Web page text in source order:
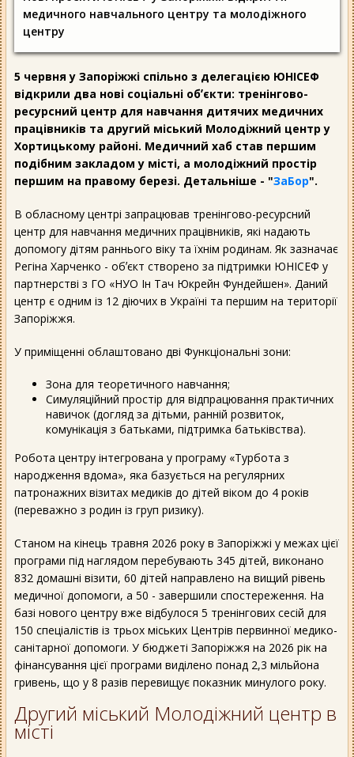
медичного навчального центру та молодіжного
центру
5 червня у Запоріжжі спільно з делегацією ЮНІСЕФ
відкрили два нові соціальні обʼєкти: тренінгово-
ресурсний центр для навчання дитячих медичних
працівників та другий міський Молодіжний центр у
Хортицькому районі. Медичний хаб став першим
подібним закладом у місті, а молодіжний простір
першим на правому березі. Детальніше - "ЗаБор".
В обласному центрі запрацював тренінгово-ресурсний
центр для навчання медичних працівників, які надають
допомогу дітям раннього віку та їхнім родинам. Як зазначає
Регіна Харченко - обʼєкт створено за підтримки ЮНІСЕФ у
партнерстві з ГО «НУО Ін Тач Юкрейн Фундейшен». Даний
центр є одним із 12 діючих в Україні та першим на території
Запоріжжя.
У приміщенні облаштовано дві Функціональні зони:
Зона для теоретичного навчання;
Симуляційний простір для відпрацювання практичних
навичок (догляд за дітьми, ранній розвиток,
комунікація з батьками, підтримка батьківства).
Робота центру інтегрована у програму «Турбота з
народження вдома», яка базується на регулярних
патронажних візитах медиків до дітей віком до 4 років
(переважно з родин із груп ризику).
Станом на кінець травня 2026 року в Запоріжжі у межах цієї
програми під наглядом перебувають 345 дітей, виконано
832 домашні візити, 60 дітей направлено на вищий рівень
медичної допомоги, а 50 - завершили спостереження. На
базі нового центру вже відбулося 5 тренінгових сесій для
150 спеціалістів із трьох міських Центрів первинної медико-
санітарної допомоги. У бюджеті Запоріжжя на 2026 рік на
фінансування цієї програми виділено понад 2,3 мільйона
гривень, що у 8 разів перевищує показник минулого року.
Другий міський Молодіжний центр в
місті